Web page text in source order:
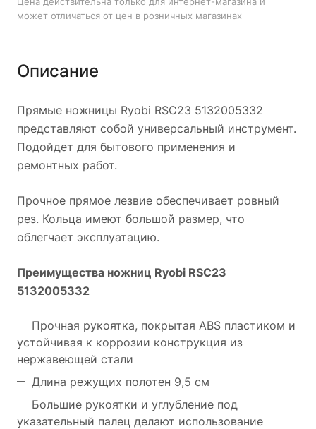
может отличаться от цен в розничных магазинах
Описание
Прямые ножницы Ryobi RSC23 5132005332
представляют собой универсальный инструмент.
Подойдет для бытового применения и
ремонтных работ.
Прочное прямое лезвие обеспечивает ровный
рез. Кольца имеют большой размер, что
облегчает эксплуатацию.
Преимущества ножниц Ryobi RSC23
5132005332
Прочная рукоятка, покрытая ABS пластиком и
устойчивая к коррозии конструкция из
нержавеющей стали
Длина режущих полотен 9,5 см
Большие рукоятки и углубление под
указательный палец делают использование